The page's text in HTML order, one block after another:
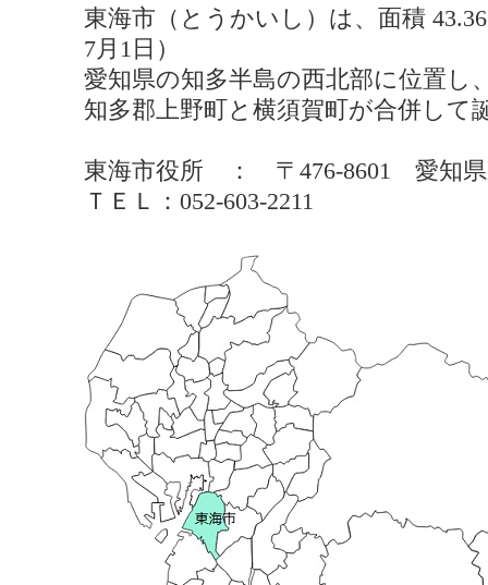
東海市（とうかいし）は、面積
7月1日）
愛知県の知多半島の西北部に位置し
知多郡上野町と横須賀町が合併して
東海市役所 ： 〒476-8601 愛知
ＴＥＬ：052-603-2211